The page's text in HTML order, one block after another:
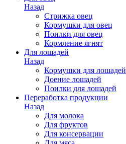
Назад
Стрижка овец
Кормушки для овец
Поилки для овец
Кормление ягнят
Для лошадей
Назад
Кормушки для лошадей
Доение лошадей
Поилки для лошадей
Переработка продукции
Назад
Для молока
Для фруктов
Для консервации